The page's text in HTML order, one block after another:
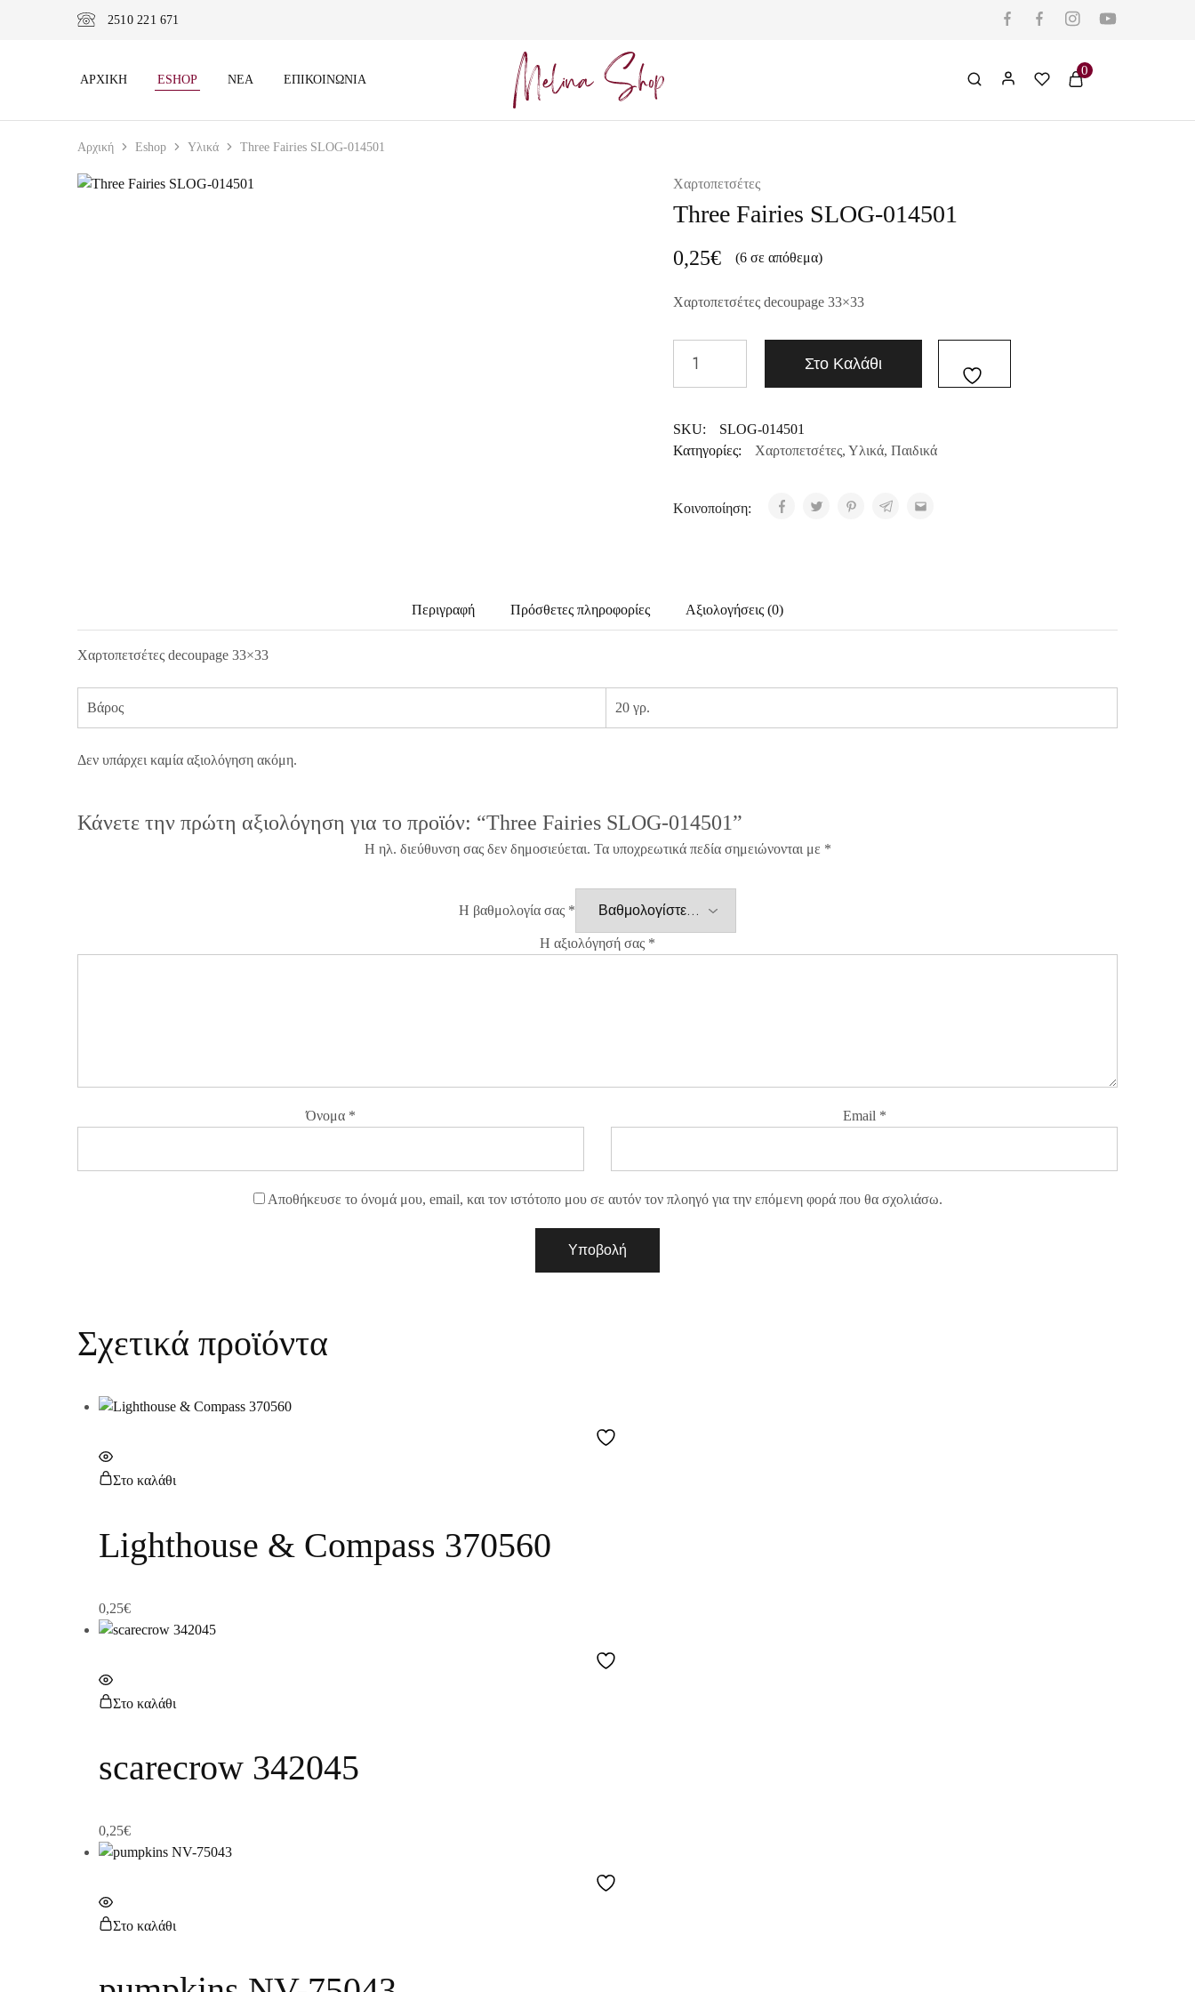
2510 221 671
ΑΡΧΙΚΉ ESHOP ΝΈΑ ΕΠΙΚΟΙΝΩΝΊΑ
Melina
Shop
0
Αρχική Eshop Υλικά Three Fairies SLOG-014501
Χαρτοπετσέτες
Three Fairies SLOG-014501
0,25€ (6 σε απόθεμα)
Χαρτοπετσέτες decoupage 33×33
Στο Καλάθι
SKU:
SLOG-014501
Κατηγορίες:
Χαρτοπετσέτες, Υλικά, Παιδικά
Κοινοποίηση:
Περιγραφή Πρόσθετες πληροφορίες Αξιολογήσεις (0)
Χαρτοπετσέτες decoupage 33×33
Βάρος 20 γρ.
Δεν υπάρχει καμία αξιολόγηση ακόμη.
Κάνετε την πρώτη αξιολόγηση για το προϊόν: “Three Fairies SLOG-014501”
Η ηλ. διεύθυνση σας δεν δημοσιεύεται. Τα υποχρεωτικά πεδία σημειώνονται με *
Η βαθμολογία σας *
Η αξιολόγησή σας *
Όνομα * Email *
Αποθήκευσε το όνομά μου, email, και τον ιστότοπο μου σε αυτόν τον πλοηγό για την επόμενη φορά που θα σχολιάσω.
Σχετικά προϊόντα
Στο καλάθι
Lighthouse & Compass 370560
0,25€
Στο καλάθι
scarecrow 342045
0,25€
Στο καλάθι